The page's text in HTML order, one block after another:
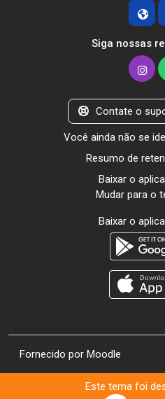
Siga nossas
Contate o
Você ainda não se
Resumo de
Baixar o
Mudar para o
Baixar o
Fornecido por Moodle
Este tema foi